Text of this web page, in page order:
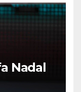
Nadal